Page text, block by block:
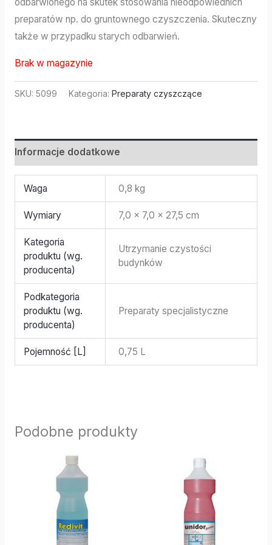
preparatów np. do gruntownego czyszczenia. Skuteczny
także w przypadku starych odbarwień.
Brak w magazynie
SKU: 5099 Kategoria: Preparaty czyszczące
Informacje dodatkowe
Waga 0,8 kg
Wymiary 7,0 × 7,0 × 27,5 cm
Kategoria
produktu (wg.
producenta)
Utrzymanie czystości
budynków
Podkategoria
produktu (wg.
producenta)
Preparaty specjalistyczne
Pojemność [L] 0,75 L
Podobne produkty